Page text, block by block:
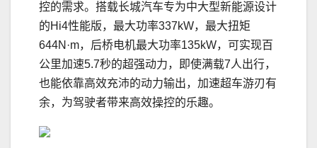
控的需求。搭载长城汽车专为中大型新能源设计
的Hi4性能版，最大功率337kW，最大扭矩
644N·m，后桥电机最大功率135kW，可实现百
公里加速5.7秒的超强动力，即使满载7人出行，
也能依靠高效充沛的动力输出，加速超车游刃有
余，为驾驶者带来高效操控的乐趣。